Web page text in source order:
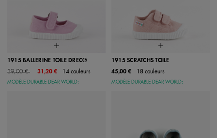
1915 BALLERINE TOILE DREC®
Price reduced from
39,00 €to 31,20 € 14 couleurs
MODÈLE DURABLE DEAR WORLD:
1915 SCRATCHS TOILE
45,00 €
18 couleurs
MODÈLE DURABLE DEAR WORLD: